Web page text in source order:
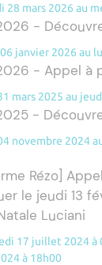
28 mars 2026 au
-
janvier 2026 au
- Appel à
mars 2025 au
-
novembre 2024
Rézo]
le jeudi 13
Luciani
17 juillet 2024 à
à 18h00